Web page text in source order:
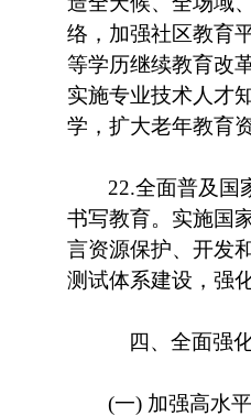
络，加强社区教育
等学历继续教育改
实施专业技术人才
学，扩大老年教育
22.全面普及国
书写教育。实施国
言资源保护、开发
测试体系建设，强
四、全面强
(一) 加强高水